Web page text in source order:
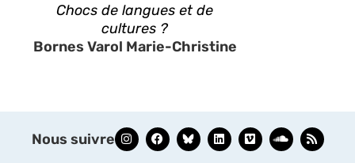
Chocs de langues et de
cultures ?
Bornes Varol Marie-Christine
Nous suivre